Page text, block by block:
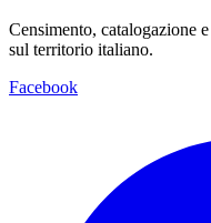
Censimento, catalogazione
sul territorio italiano.
Facebook